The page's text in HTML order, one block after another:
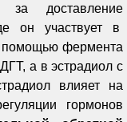
за доставление
он участвует в
помощью фермента
а в эстрадиол с
влияет на
гормонов